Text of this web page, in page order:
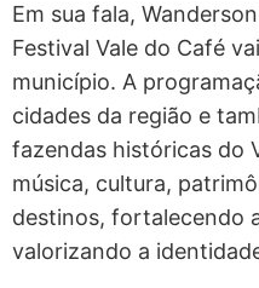
Em sua fala,
Festival Vale do Café
município. A
cidades da região e
fazendas históricas do
música, cultura,
destinos, fortalecendo
valorizando a